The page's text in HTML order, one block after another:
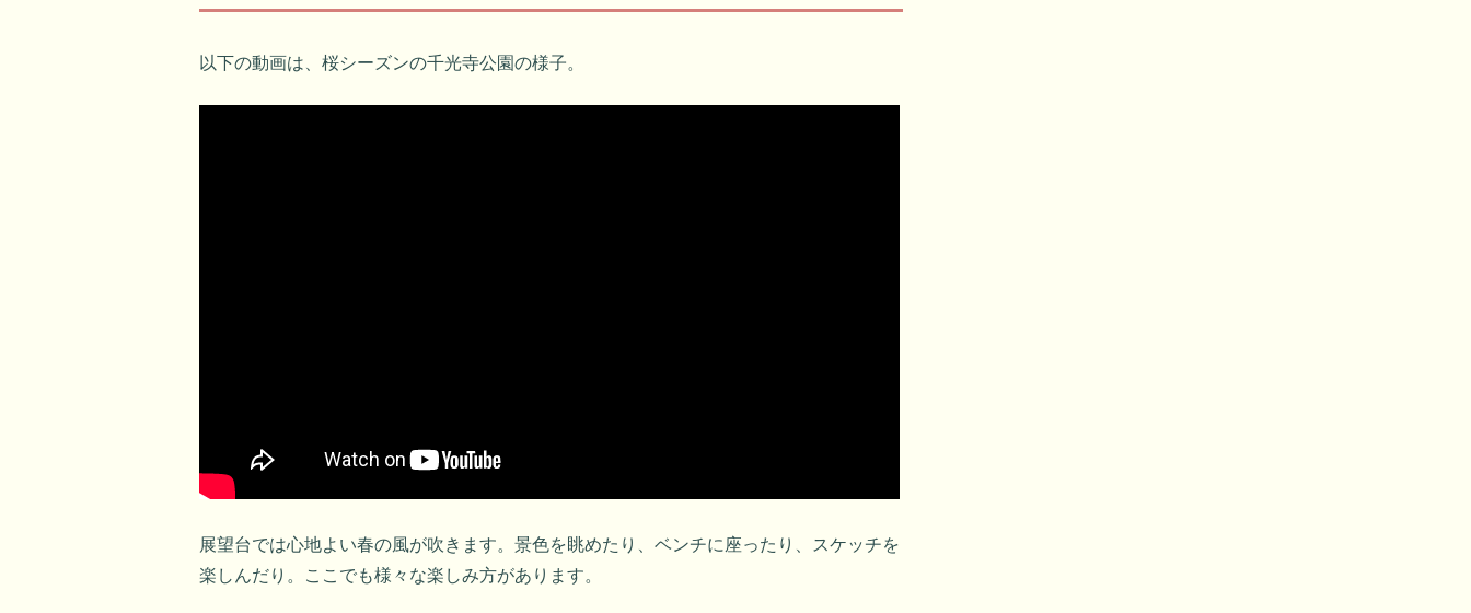
以下の動画は、桜シーズンの千光寺公園の様子。
展望台では心地よい春の風が吹きます。景色を眺めたり、ベンチに座ったり、スケッチを
楽しんだり。ここでも様々な楽しみ方があります。